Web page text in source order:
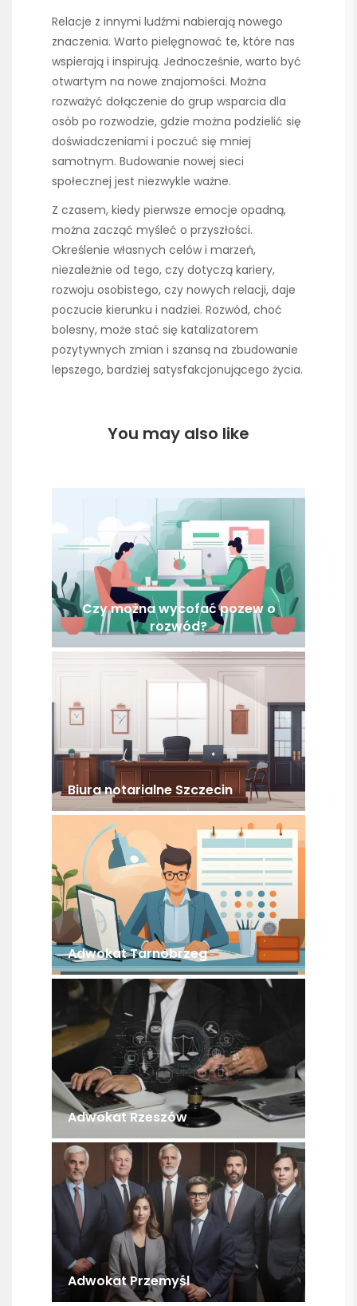
Relacje z innymi ludźmi nabierają nowego
znaczenia. Warto pielęgnować te, które nas
wspierają i inspirują. Jednocześnie, warto być
otwartym na nowe znajomości. Można
rozważyć dołączenie do grup wsparcia dla
osób po rozwodzie, gdzie można podzielić się
doświadczeniami i poczuć się mniej
samotnym. Budowanie nowej sieci
społecznej jest niezwykle ważne.
Z czasem, kiedy pierwsze emocje opadną,
można zacząć myśleć o przyszłości.
Określenie własnych celów i marzeń,
niezależnie od tego, czy dotyczą kariery,
rozwoju osobistego, czy nowych relacji, daje
poczucie kierunku i nadziei. Rozwód, choć
bolesny, może stać się katalizatorem
pozytywnych zmian i szansą na zbudowanie
lepszego, bardziej satysfakcjonującego życia.
You may also like
Czy można wycofać pozew o
rozwód?
Biura notarialne Szczecin
Adwokat Tarnobrzeg
Adwokat Rzeszów
Adwokat Przemyśl